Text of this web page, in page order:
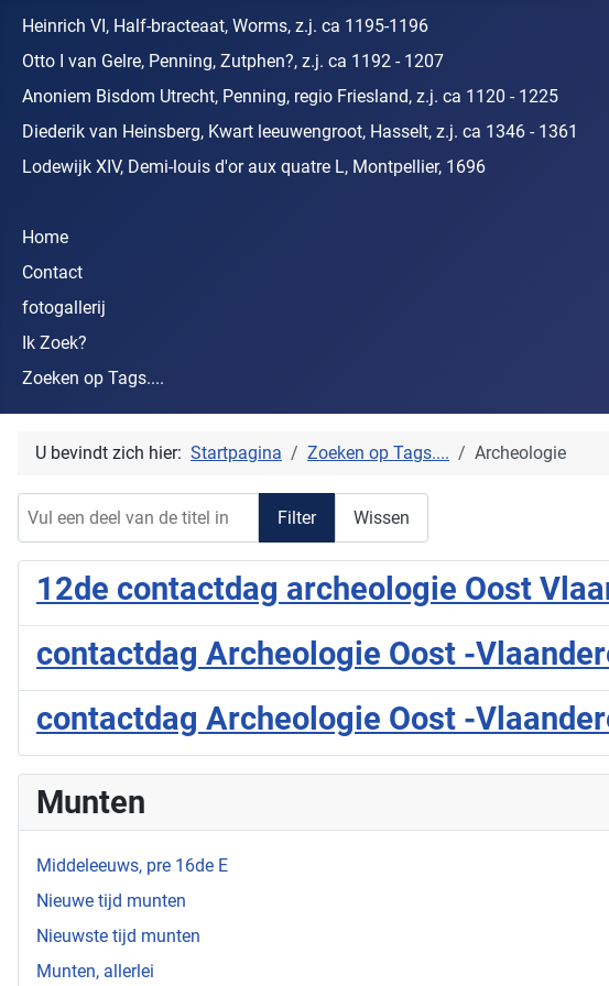
Heinrich VI, Half-bracteaat, Worms, z.j. ca 1195-1196
Otto I van Gelre, Penning, Zutphen?, z.j. ca 1192 - 1207
Anoniem Bisdom Utrecht, Penning, regio Friesland, z.j. ca 1120 - 1225
Diederik van Heinsberg, Kwart leeuwengroot, Hasselt, z.j. ca 1346 - 1361
Lodewijk XIV, Demi-louis d'or aux quatre L, Montpellier, 1696
Home
Contact
fotogallerij
Ik Zoek?
Zoeken op Tags....
U bevindt zich hier: Startpagina Zoeken op Tags.... Archeologie
Filter Wissen
12de contactdag archeologie Oost
contactdag Archeologie Oost -
contactdag Archeologie Oost -
Munten
Middeleeuws, pre 16de E
Nieuwe tijd munten
Nieuwste tijd munten
Munten, allerlei